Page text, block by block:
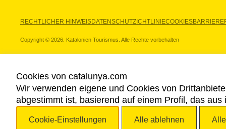
RECHTLICHER HINWEISDATENSCHUTZICHTLINIECOOKIES
Copyright © 2026. Katalonien Tourismus. Alle Rechte vorbehalten
UNSERE PARTNER
Cookies von catalunya.com
Wir verwenden eigene und Cookies von
abgestimmt ist, basierend auf einem Profil, das
Cookie-Einstellungen Alle ablehnen